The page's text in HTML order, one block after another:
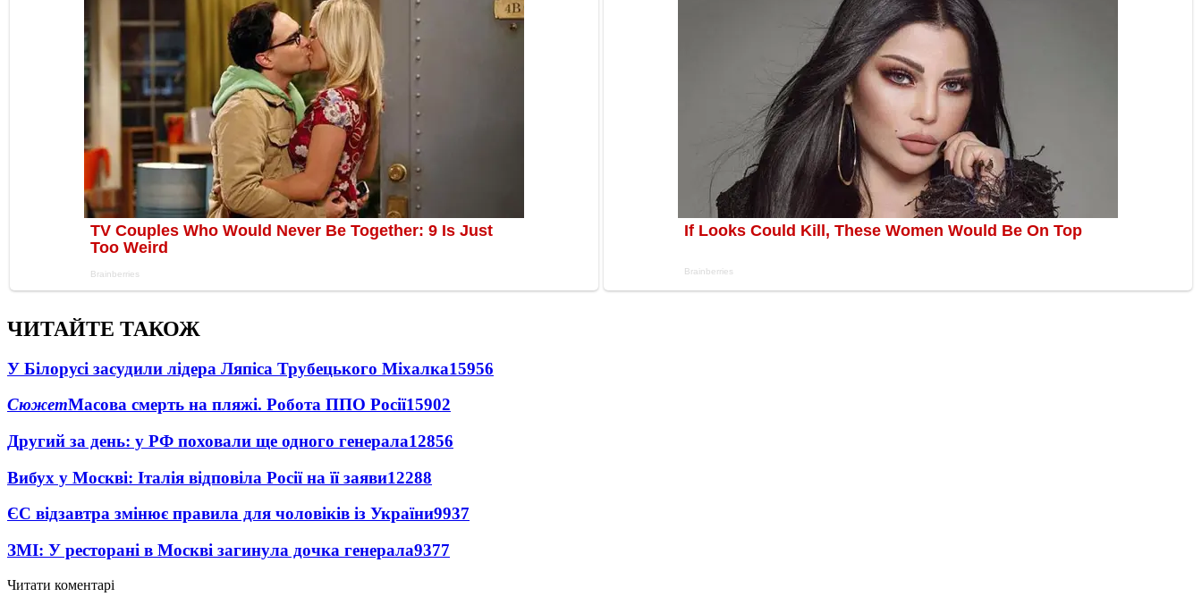
ЧИТАЙТЕ ТАКОЖ
У Білорусі засудили лідера Ляпіса Трубецького Міхалка15956
СюжетМасова смерть на пляжі. Робота ППО Росії15902
Другий за день: у РФ поховали ще одного генерала12856
Вибух у Москві: Італія відповіла Росії на її заяви12288
ЄС відзавтра змінює правила для чоловіків із України9937
ЗМІ: У ресторані в Москві загинула дочка генерала9377
Читати коментарі